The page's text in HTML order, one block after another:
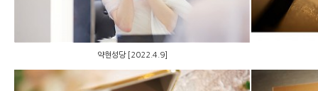
약현성당 [2022.4.9]